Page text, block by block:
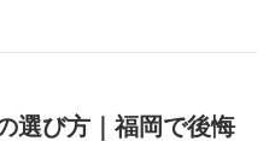
選び方｜福岡で後悔